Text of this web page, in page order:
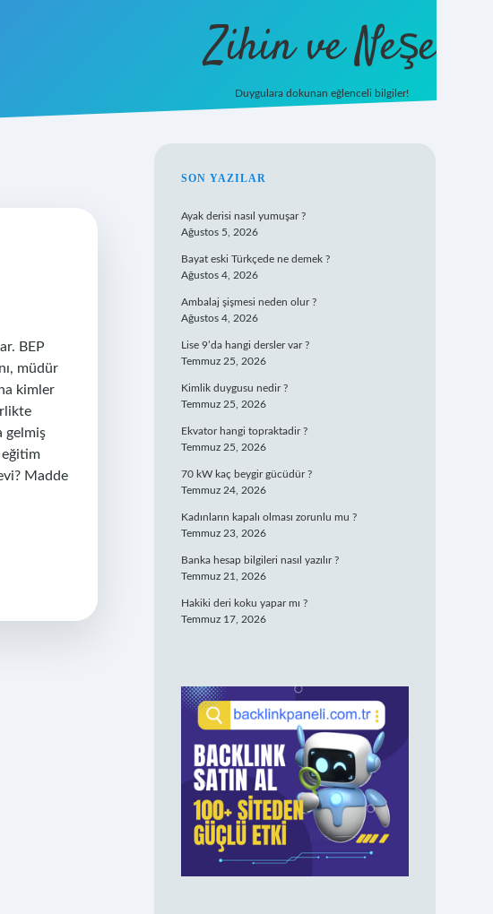
Zihin ve Neşe
Duygulara dokunan eğlenceli bilgiler!
BEP
müdür
kimler
gelmiş
eğitim
Madde
SIDEBAR
SON YAZILAR
Ayak derisi nasıl yumuşar ?
Ağustos 5, 2026
Bayat eski Türkçede ne demek ?
Ağustos 4, 2026
Ambalaj şişmesi neden olur ?
Ağustos 4, 2026
Lise 9’da hangi dersler var ?
Temmuz 25, 2026
Kimlik duygusu nedir ?
Temmuz 25, 2026
Ekvator hangi topraktadir ?
Temmuz 25, 2026
70 kW kaç beygir gücüdür ?
Temmuz 24, 2026
Kadınların kapalı olması zorunlu mu ?
Temmuz 23, 2026
Banka hesap bilgileri nasıl yazılır ?
Temmuz 21, 2026
Hakiki deri koku yapar mı ?
Temmuz 17, 2026